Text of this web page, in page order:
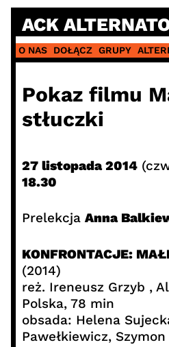
Skip
content
ACK
O NAS DOŁĄCZ GRUPY
Pokaz filmu
stłuczki
27 listopada 2014
18.30
Prelekcja Anna
KONFRONTACJE:
(2014)
reż. Ireneusz Grzyb ,
Polska, 78 min
obsada: Helena
Pawełkiewicz,